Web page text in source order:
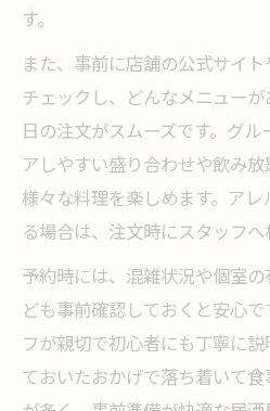
す。
また、事前に店舗の公式サイ
チェックし、どんなメニュー
日の注文がスムーズです。グ
アしやすい盛り合わせや飲み放
様々な料理を楽しめます。ア
る場合は、注文時にスタッフへ
予約時には、混雑状況や個室
ども事前確認しておくと安心
フが親切で初心者にも丁寧に
ておいたおかげで落ち着いて